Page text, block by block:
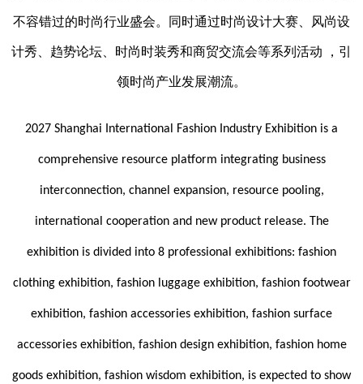
不容错过的时尚行业盛会。同时通过时尚设计大赛、风尚设
计秀、趋势论坛、时尚时装秀和商贸交流会等系列活动 ，引
领时尚产业发展潮流。
2027 Shanghai International Fashion Industry Exhibition is a
comprehensive resource platform integrating business
interconnection, channel expansion, resource pooling,
international cooperation and new product release. The
exhibition is divided into 8 professional exhibitions: fashion
clothing exhibition, fashion luggage exhibition, fashion footwear
exhibition, fashion accessories exhibition, fashion surface
accessories exhibition, fashion design exhibition, fashion home
goods exhibition, fashion wisdom exhibition, is expected to show